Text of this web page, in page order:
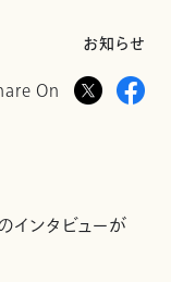
お知らせ
On
インタビューが